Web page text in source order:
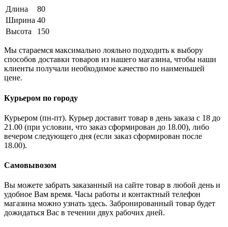
Длина
80
Ширина 40
Высота
150
Мы стараемся максимально лояльно подходить к выбору
способов доставки товаров из нашего магазина, чтобы наши
клиенты получали необходимое качество по наименьшей
цене.
Курьером по городу
Курьером (пн-пт). Курьер доставит товар в день заказа с 18 до
21.00 (при условии, что заказ сформирован до 18.00), либо
вечером следующего дня (если заказ сформирован после
18.00).
Самовывозом
Вы можете забрать заказанный на сайте товар в любой день и
удобное Вам время. Часы работы и контактный телефон
магазина можно узнать здесь. Забронированный товар будет
дожидаться Вас в течении двух рабочих дней.